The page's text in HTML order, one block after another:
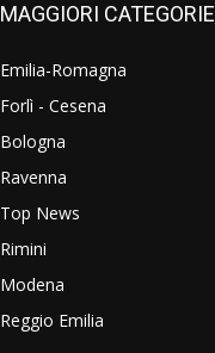
MAGGIORI CATEGORIE
Emilia-Romagna
Forlì - Cesena
Bologna
Ravenna
Top News
Rimini
Modena
Reggio Emilia